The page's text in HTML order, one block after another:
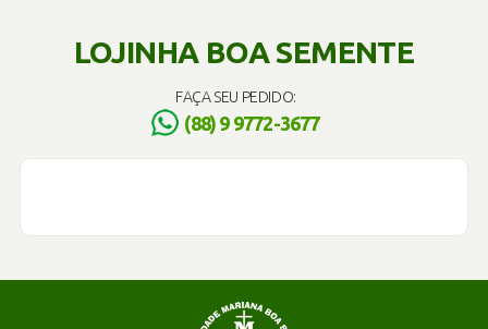
LOJINHA BOA SEMENTE
FAÇA SEU PEDIDO:
(88) 9 9772-3677